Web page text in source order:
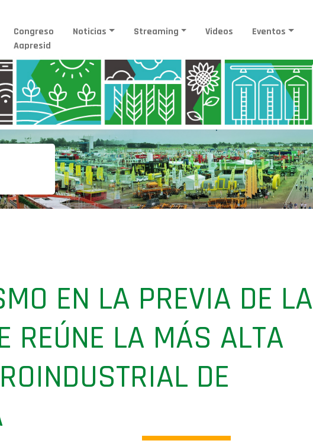
Congreso
Aapresid
Noticias Streaming Videos Eventos
EN LA PREVIA DE LA
REÚNE LA MÁS ALTA
DE